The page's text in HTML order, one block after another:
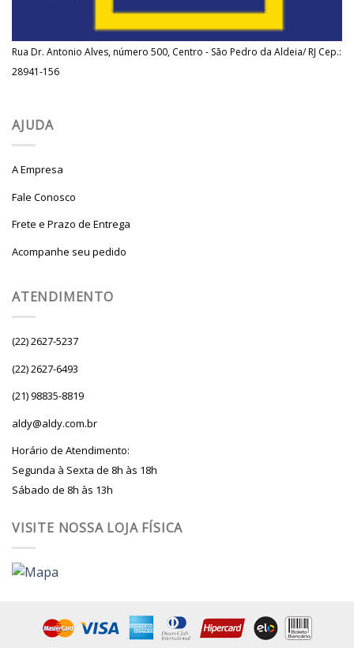
Rua Dr. Antonio Alves, número 500, Centro - São Pedro da Aldeia/ RJ Cep.:
28941-156
AJUDA
A Empresa
Fale Conosco
Frete e Prazo de Entrega
Acompanhe seu pedido
ATENDIMENTO
(22) 2627-5237
(22) 2627-6493
(21) 98835-8819
aldy@aldy.com.br
Horário de Atendimento:
Segunda à Sexta de 8h às 18h
Sábado de 8h às 13h
VISITE NOSSA LOJA FÍSICA